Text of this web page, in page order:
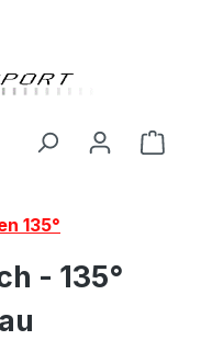
135°
- 135°